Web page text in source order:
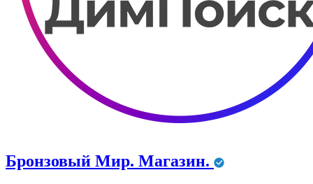
Бронзовый Мир. Магазин.